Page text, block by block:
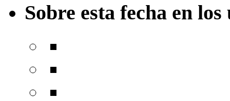
Sobre esta fecha en